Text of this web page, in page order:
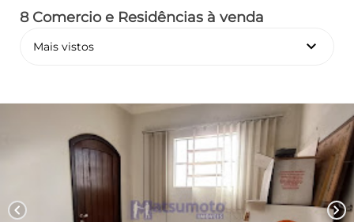
8 Comercio e Residências à venda
Mais vistos keyboard_arrow_down
chevron_left chevron_right